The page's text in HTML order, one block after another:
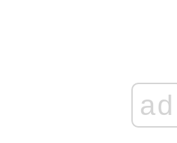
ad